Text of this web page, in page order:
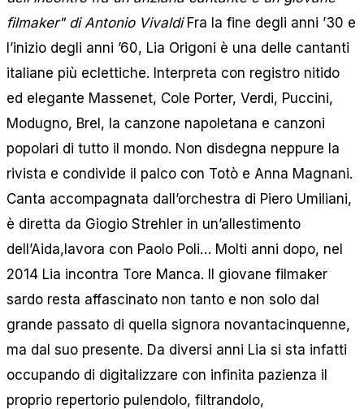
filmaker" di Antonio VivaldiFra la fine degli anni ’30 e
l’inizio degli anni ’60, Lia Origoni è una delle cantanti
italiane più eclettiche. Interpreta con registro nitido
ed elegante Massenet, Cole Porter, Verdi, Puccini,
Modugno, Brel, la canzone napoletana e canzoni
popolari di tutto il mondo. Non disdegna neppure la
rivista e condivide il palco con Totò e Anna Magnani.
Canta accompagnata dall’orchestra di Piero Umiliani,
è diretta da Giogio Strehler in un’allestimento
dell’Aida,lavora con Paolo Poli… Molti anni dopo, nel
2014 Lia incontra Tore Manca. Il giovane filmaker
sardo resta affascinato non tanto e non solo dal
grande passato di quella signora novantacinquenne,
ma dal suo presente. Da diversi anni Lia si sta infatti
occupando di digitalizzare con infinita pazienza il
proprio repertorio pulendolo, filtrandolo,